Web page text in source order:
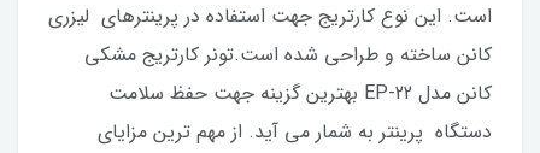
است. این نوع کارتریج جهت استفاده در پرینترهای لیزری
کانن ساخته و طراحی‌ شده‌ است.تونر کارتریج مشکی
کانن مدل EP-22 بهترین گزینه جهت حفظ سلامت
دستگاه پرینتر به شمار می آید. از مهم ترین مزایای